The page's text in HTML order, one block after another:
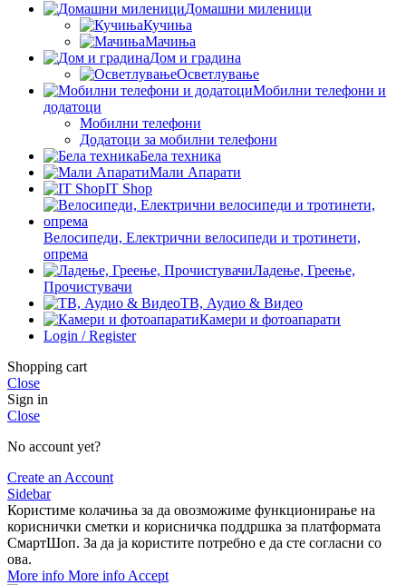
Домашни миленици
Кучиња
Мачиња
Дом и градина
Осветлување
Мобилни телефони и
додатоци
Мобилни телефони
Додатоци за мобилни телефони
Бела техника
Мали Апарати
IT Shop
Велосипеди, Електрични велосипеди и тротинети,
опрема
Ладење, Греење,
Прочистувачи
ТВ, Аудио & Видео
Камери и фотоапарати
Login / Register
Shopping cart
Close
Sign in
Close
No account yet?
Create an Account
Sidebar
Користиме колачиња за да овозможиме функционирање на
кориснички сметки и корисничка поддршка за платформата
СмартШоп. За да ја користите потребно е да сте согласни со
ова.
More info More info Accept